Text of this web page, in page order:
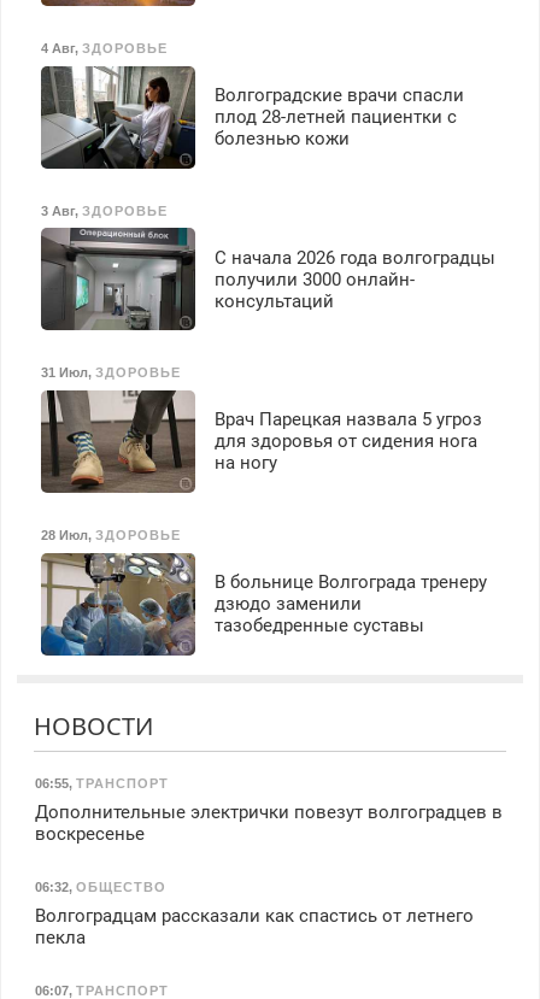
4 Авг, ЗДОРОВЬЕ
Волгоградские врачи спасли
плод 28-летней пациентки с
болезнью кожи
3 Авг, ЗДОРОВЬЕ
С начала 2026 года волгоградцы
получили 3000 онлайн-
консультаций
31 Июл, ЗДОРОВЬЕ
Врач Парецкая назвала 5 угроз
для здоровья от сидения нога
на ногу
28 Июл, ЗДОРОВЬЕ
В больнице Волгограда тренеру
дзюдо заменили
тазобедренные суставы
НОВОСТИ
06:55, ТРАНСПОРТ
Дополнительные электрички повезут волгоградцев в
воскресенье
06:32, ОБЩЕСТВО
Волгоградцам рассказали как спастись от летнего
пекла
06:07, ТРАНСПОРТ